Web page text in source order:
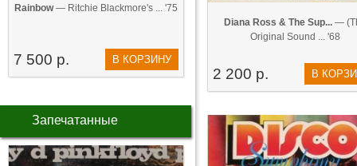
Rainbow— Ritchie Blackmore's ... '75
7 500 р. В КОРЗИНУ
Запечатанные
Diana Ross & The Sup... —
Original Sound ... '68
2 200 р. В